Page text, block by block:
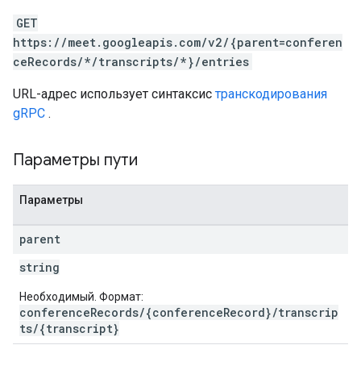
GET
https://meet.googleapis.com/v2/{parent=conferen
ceRecords/*/transcripts/*}/entries
URL-адрес использует синтаксис транскодирования
gRPC .
Параметры пути
Параметры
parent
string
Необходимый. Формат:
conferenceRecords/{conferenceRecord}/transcrip
ts/{transcript}